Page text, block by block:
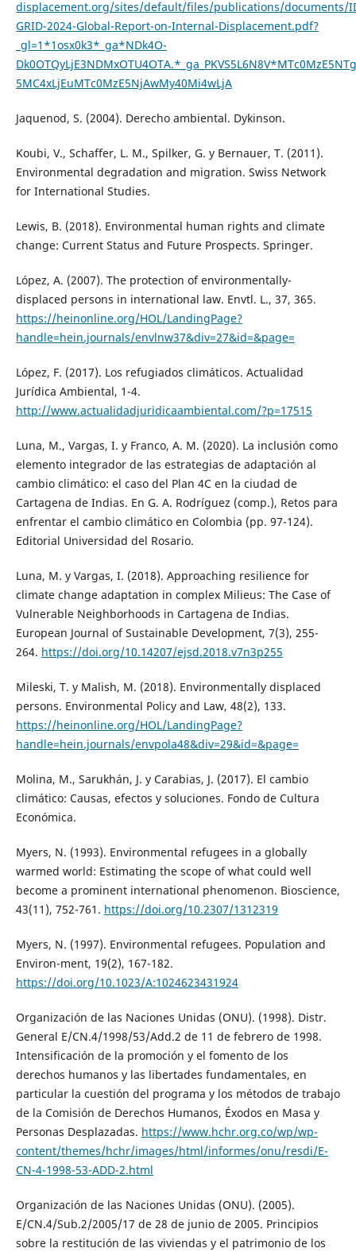
displacement.org/sites/default/files/publications/documents/
GRID-2024-Global-Report-on-Internal-Displacement.pdf?
_gl=1*1osx0k3*_ga*NDk4O-
5MC4xLjEuMTc0MzE5NjAwMy40Mi4wLjA
Jaquenod, S. (2004). Derecho ambiental. Dykinson.
Koubi, V., Schaffer, L. M., Spilker, G. y Bernauer, T. (2011).
Environmental degradation and migration. Swiss Network
for International Studies.
Lewis, B. (2018). Environmental human rights and climate
change: Current Status and Future Prospects. Springer.
López, A. (2007). The protection of environmentally-
displaced persons in international law. Envtl. L., 37, 365.
https://heinonline.org/HOL/LandingPage?
handle=hein.journals/envlnw37&div=27&id=&page=
López, F. (2017). Los refugiados climáticos. Actualidad
Jurídica Ambiental, 1-4.
http://www.actualidadjuridicaambiental.com/?p=17515
Luna, M., Vargas, I. y Franco, A. M. (2020). La inclusión como
elemento integrador de las estrategias de adaptación al
cambio climático: el caso del Plan 4C en la ciudad de
Cartagena de Indias. En G. A. Rodríguez (comp.), Retos para
enfrentar el cambio climático en Colombia (pp. 97-124).
Editorial Universidad del Rosario.
Luna, M. y Vargas, I. (2018). Approaching resilience for
climate change adaptation in complex Milieus: The Case of
Vulnerable Neighborhoods in Cartagena de Indias.
European Journal of Sustainable Development, 7(3), 255-
264. https://doi.org/10.14207/ejsd.2018.v7n3p255
Mileski, T. y Malish, M. (2018). Environmentally displaced
persons. Environmental Policy and Law, 48(2), 133.
https://heinonline.org/HOL/LandingPage?
handle=hein.journals/envpola48&div=29&id=&page=
Molina, M., Sarukhán, J. y Carabias, J. (2017). El cambio
climático: Causas, efectos y soluciones. Fondo de Cultura
Económica.
Myers, N. (1993). Environmental refugees in a globally
warmed world: Estimating the scope of what could well
become a prominent international phenomenon. Bioscience,
43(11), 752-761. https://doi.org/10.2307/1312319
Myers, N. (1997). Environmental refugees. Population and
Environ-ment, 19(2), 167-182.
https://doi.org/10.1023/A:1024623431924
Organización de las Naciones Unidas (ONU). (1998). Distr.
General E/CN.4/1998/53/Add.2 de 11 de febrero de 1998.
Intensificación de la promoción y el fomento de los
derechos humanos y las libertades fundamentales, en
particular la cuestión del programa y los métodos de trabajo
de la Comisión de Derechos Humanos, Éxodos en Masa y
Personas Desplazadas. https://www.hchr.org.co/wp/wp-
content/themes/hchr/images/html/informes/onu/resdi/E-
CN-4-1998-53-ADD-2.html
Organización de las Naciones Unidas (ONU). (2005).
E/CN.4/Sub.2/2005/17 de 28 de junio de 2005. Principios
sobre la restitución de las viviendas y el patrimonio de los